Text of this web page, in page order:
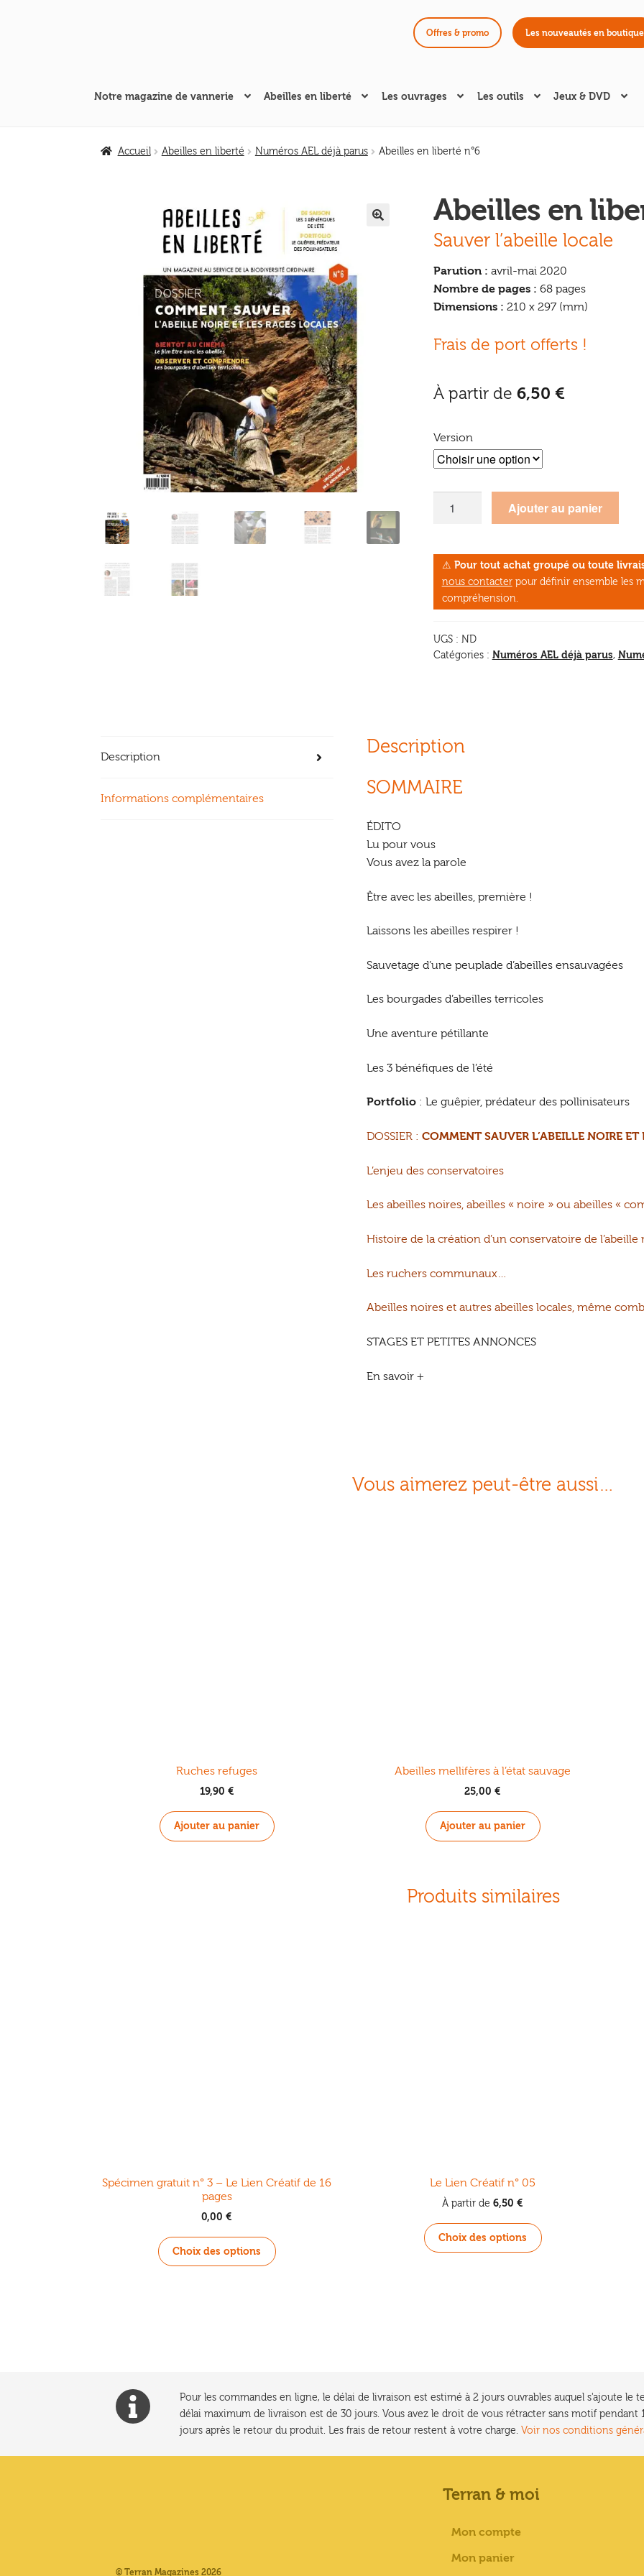
Offres & promo Les nouveautés en boutique
Notre magazine de vannerie Abeilles en liberté Les ouvrages Les outils Jeux & DVD
Accueil Abeilles en liberté Numéros AEL déjà parus Abeilles en liberté n°6
Abeilles en
Sauver l’abeille locale
Parution : avril-mai 2020
Nombre de pages : 68 pages
Dimensions : 210 x 297 (mm)
Frais de port offerts !
À partir de 6,50 €
Version
en
liberté
n°6
Ajouter au panier
⚠ Pour tout achat groupé ou toute
nous contacterpour définir ensemble les
compréhension.
UGS : ND
Catégories : Numéros AEL déjà parus,
Description
Informations complémentaires
Description
SOMMAIRE
ÉDITO
Lu pour vous
Vous avez la parole
Être avec les abeilles, première !
Laissons les abeilles respirer !
Sauvetage d’une peuplade d’abeilles ensauvagées
Les bourgades d’abeilles terricoles
Une aventure pétillante
Les 3 bénéfiques de l’été
Portfolio : Le guêpier, prédateur des pollinisateurs
DOSSIER : COMMENT SAUVER L’ABEILLE NOIRE ET
L’enjeu des conservatoires
Les abeilles noires, abeilles « noire » ou abeilles «
Histoire de la création d’un conservatoire de l’abeille
Les ruchers communaux…
Abeilles noires et autres abeilles locales, même
STAGES ET PETITES ANNONCES
En savoir +
Vous aimerez peut-être aussi…
Ruches refuges
19,90 €
Ajouter au panier
Abeilles mellifères à l’état sauvage
25,00€
Ajouter au panier
Produits similaires
Spécimen gratuit n° 3 – Le Lien Créatif de 16
pages
0,00€
Choix des options
produit
sur
la
page
Le Lien Créatif n° 05
À partir de6,50€
Choix des options
produit
la
page
du
Pour les commandes en ligne, le délai de livraison est estimé à 2 jours ouvrables auquel s'ajoute le
délai maximum de livraison est de 30 jours. Vous avez le droit de vous rétracter sans motif pendant
jours après le retour du produit. Les frais de retour restent à votre charge. Voir nos conditions
© Terran Magazines 2026
Terran & moi
Mon compte
Mon panier